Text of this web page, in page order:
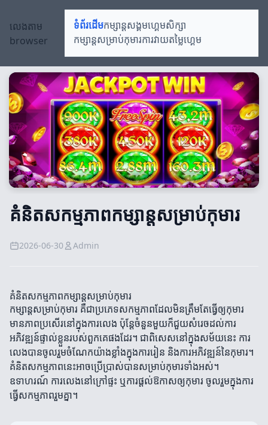
លេងតាម
browser
ទំព័រដើមកម្សាន្តសង្គមហ្គេមសិក្សា
កម្សាន្តសម្រាប់កុមារការវាយតម្លៃហ្គេម
គំនិតសកម្មភាពកម្សាន្តសម្រាប់កុមារ
2026-06-30 Admin
គំនិតសកម្មភាពកម្សាន្តសម្រាប់កុមារ
កម្សាន្តសម្រាប់កុមារ គឺជាប្រភេទសកម្មភាពដែលមិនត្រឹមតែធ្វើឲ្យកុមារ
មានភាពប្រសើរនៅក្នុងការលេង ប៉ុន្តែចំនួនមួយក៏ជួយសំរេចដល់ការ
អភិវឌ្ឍន៍ផ្ទាល់ខ្លួនរបស់ពួកគេផងដែរ។ ជាពិសេសនៅក្នុងសម័យនេះ ការ
លេងបានចូលរួមចំណែកយ៉ាងខ្លាំងក្នុងការរៀន និងការអភិវឌ្ឍន៍នៃកុមារ។
គំនិតសកម្មភាពនេះអាចប្រើប្រាស់បានសម្រាប់កុមារទាំងអស់។
ឧទាហរណ៍ ការលេងនៅក្រៅផ្ទះ ឬការផ្តល់ឱកាសឲ្យកុមារ ចូលរួមក្នុងការ
ធ្វើសកម្មភាពរួមគ្នា។